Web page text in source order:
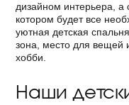
дизайном интерьера,
котором будет все
уютная детская
зона, место для вещей
хобби.
Наши